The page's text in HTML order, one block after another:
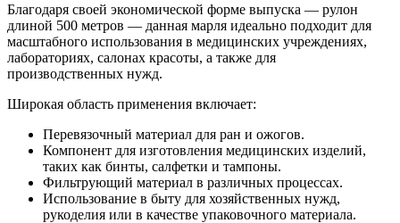
Благодаря своей экономической форме выпуска — рулон
длиной 500 метров — данная марля идеально подходит для
масштабного использования в медицинских учреждениях,
лабораториях, салонах красоты, а также для
производственных нужд.
Широкая область применения включает:
Перевязочный материал для ран и ожогов.
Компонент для изготовления медицинских изделий,
таких как бинты, салфетки и тампоны.
Фильтрующий материал в различных процессах.
Использование в быту для хозяйственных нужд,
рукоделия или в качестве упаковочного материала.